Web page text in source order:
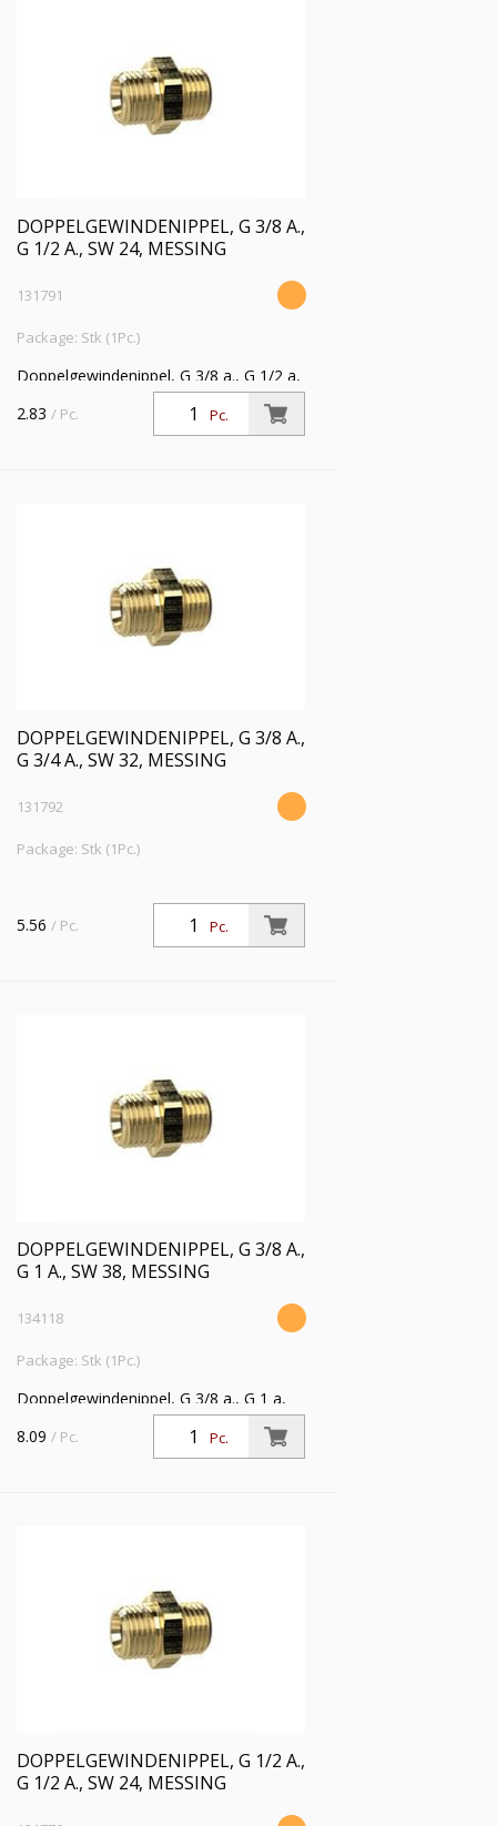
DOPPELGEWINDENIPPEL, G 3/8 A.,
G 1/2 A., SW 24, MESSING
131791
Package: Stk (1Pc.)
Doppelgewindenippel, G 3/8 a., G 1/2 a,
SW 24, Messing, Arbeitsdruck max. 25
bar, Betriebstemp. max. 150 °C
Pc.
2.83 / Pc.
DOPPELGEWINDENIPPEL, G 3/8 A.,
G 3/4 A., SW 32, MESSING
131792
Package: Stk (1Pc.)
Pc.
5.56 / Pc.
DOPPELGEWINDENIPPEL, G 3/8 A.,
G 1 A., SW 38, MESSING
134118
Package: Stk (1Pc.)
Doppelgewindenippel, G 3/8 a., G 1 a,
SW 38, Messing, Arbeitsdruck max. 25
bar, Betriebstemp. max. 150 °C
Pc.
8.09 / Pc.
DOPPELGEWINDENIPPEL, G 1/2 A.,
G 1/2 A., SW 24, MESSING